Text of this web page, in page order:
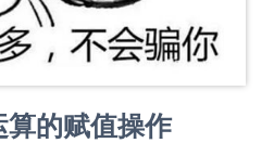
的赋值操作